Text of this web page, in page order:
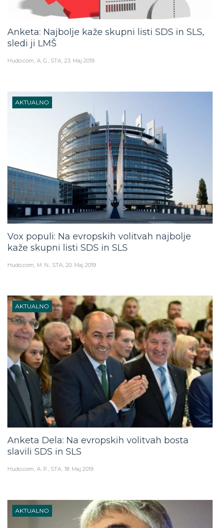
Anketa: Najbolje kaže skupni listi SDS in SLS,
sledi ji LMŠ
Hudo.com A. G., STA 23. Maj 2019
AKTUALNO
Vox populi: Na evropskih volitvah najbolje
kaže skupni listi SDS in SLS
Hudo.com M. N., STA 20. Maj 2019
AKTUALNO
Anketa Dela: Na evropskih volitvah bosta
slavili SDS in SLS
Hudo.com A. P., STA 18. Maj 2019
AKTUALNO